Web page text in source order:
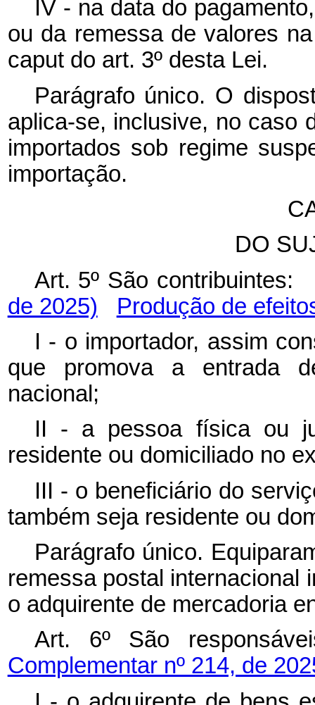
IV - na data do
ou da remessa de valores
caput do art. 3º desta Lei.
Parágrafo único. O
aplica-se, inclusive, no caso
importados sob regime
importação.
DO
Art. 5º São
de 2025)
Produção de
I - o importador, assim
que promova a entrada
nacional;
II - a pessoa física ou
residente ou domiciliado no
III - o beneficiário do
também seja residente ou
Parágrafo único.
remessa postal internacional
o adquirente de mercadoria
Art. 6º São
Complementar nº 214, de